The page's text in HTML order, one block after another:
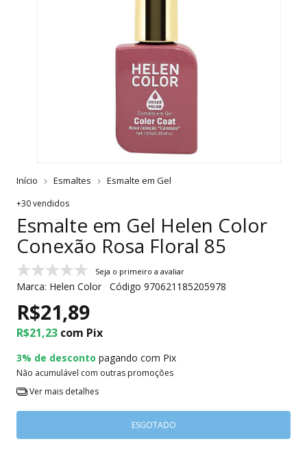
Início Esmaltes Esmalte em Gel
+30 vendidos
Esmalte em Gel Helen Color
Conexão Rosa Floral 85
Seja o primeiro a avaliar
Marca: Helen Color Código 970621185205978
R$21,89
R$21,23 com Pix
3% de desconto pagando com Pix
Não acumulável com outras promoções
Ver mais detalhes